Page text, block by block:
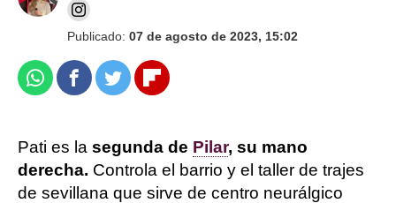
Publicado: 07 de agosto de 2023, 15:02
WhatsappFacebook
TwitterFlipboard
Pati es la segunda de Pilar, su mano
derecha. Controla el barrio y el taller de trajes
de sevillana que sirve de centro neurálgico